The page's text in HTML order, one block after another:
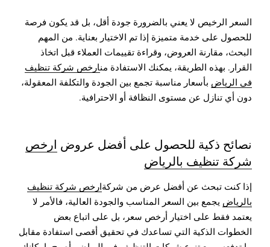
السعر الرخيص لا يعني بالضرورة جودة أقل، بل قد يكون فرصة
للحصول على خدمة متميزة إذا تم الاختيار بعناية. من المهم
البحث، مقارنة العروض، وقراءة تقييمات العملاء قبل اتخاذ
القرار. بهذه الطريقة، يمكنك الاستفادة منارخص شركة تنظيف
في الرياض بأسعار مناسبة تجمع بين الجودة والتكلفة المعقولة،
دون أي تنازل عن مستوى النظافة أو الاحترافية.
نصائح ذكية للحصول على أفضل عروض ارخص
شركة تنظيف بالرياض
إذا كنت تبحث عن أفضل عرض من شركةارخص شركة تنظيف
بالرياض يجمع بين السعر المناسب والجودة العالية، فالأمر لا
يعتمد فقط على اختيار أرخص سعر، بل على اتباع بعض
الخطوات الذكية التي تساعدك في تحقيق أقصى استفادة مقابل